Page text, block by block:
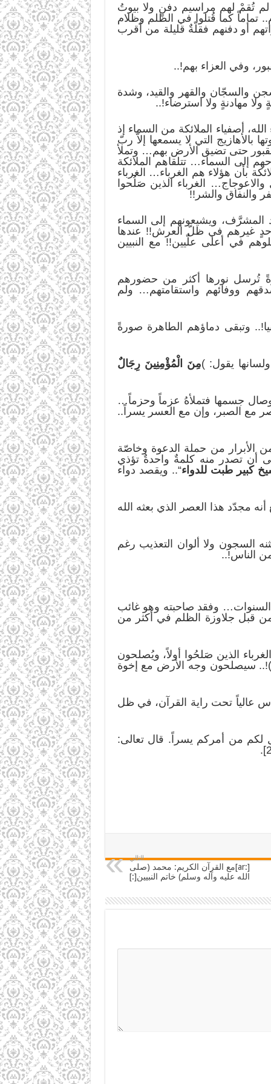
تُقمْ لهم مراسيم دفنٍ ولا بيوتُ
تماماً كما قُتلوا في الظلم وظلام
أو دفنهم فقلّةٌ قليلة من أقرب
وفي العزاء بهم!..
والسجّان والقهر والقيد، وشدة
مهادنةٍ ولا استرضاء!..
أصفياء الملائكة من السماء إذ
التي لا يسمعها إلاّ ربّ
حتى تضيق الأرض بهم… وتملأ
إلى السماء… تتلقاهم الملائكة
بأن هؤلاء هم الغرباء… الغرباء
الغرباء الذين صَلُحوا
والنفاق والشر!!
ويشيعونهم إلى السماء
غيرهم في ظلّ العرش!! عندها
في أعلى علّيين!! مع النبيين
تُرسل نورها أكثر من حضورهم
ووفائهم واستقامتهم… ولم
وتبقى دماؤهم الطاهرة صورةً
يقول: )مِنَ الْمُؤْمِنِينَ رِجَالٌ
أوصال جسمها فتملأهُ عزماً وحزماً…
مع الصبر، وإن مع العسر يسراً..
من حملة الدعوة وخاصّة
أن تصدر منه كلمةٌ واحدةٌ تؤذي
كبير طبت للدواء“.. ويقصد دواء
مجدّد هذا العصر الذي بعثه الله
السجون ولا ألوان التعذيب رغم
الناس!..
وفقد صاحبته وهو غائب
قبل جلاوزة الظلم في أكثر من
الذين صَلحُوا أولاً، ويُصلحون
سيصلحون وجه الأرض مع إخوة
عالياً تحت راية القرآن، في ظل
لكم من أمركم يسراً. قال تعالى:
التالي
[:ar]مع القرآن الكريم: محمد (صلى
الله عليه وآله وسلم) خاتم النبيين[:]